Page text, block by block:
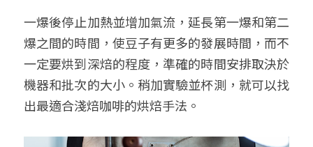
一爆後停止加熱並增加氣流，延長第一爆和第二
爆之間的時間，使豆子有更多的發展時間，而不
一定要烘到深焙的程度，準確的時間安排取決於
機器和批次的大小。稍加實驗並杯測，就可以找
出最適合淺焙咖啡的烘焙手法。